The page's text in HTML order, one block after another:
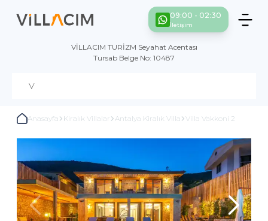
09:00 - 02:30
İletişim
VİLLACIM TURİZM Seyahat Acentası
Tursab Belge No: 10487
Anasayfa Kiralık Villalar Antalya Kiralık Villa Villa Vakkoni 2